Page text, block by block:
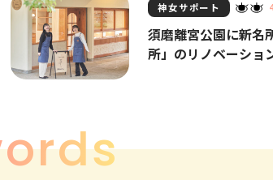
神女サポート
須磨離宮公園に新名
所」のリノベーショ